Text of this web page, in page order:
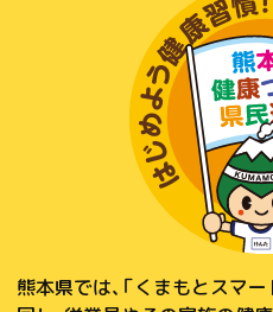
熊本県では、「くまもとスマ